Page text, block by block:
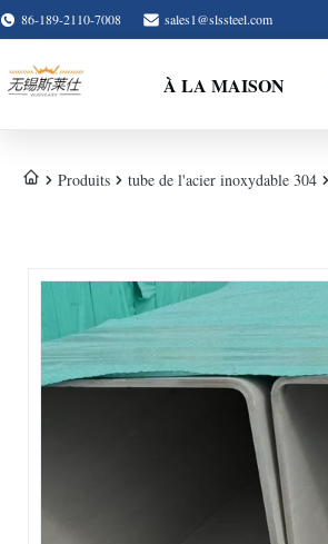
86-189-2110-7008 sales1@slssteel.com
À LA MAISON
Produits tube de l'acier inoxydable 304